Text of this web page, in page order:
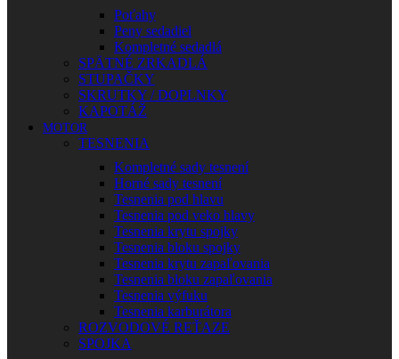
Poťahy
Peny sedadiel
Kompletné sedadlá
SPÄTNÉ ZRKADLÁ
STUPAČKY
SKRUTKY / DOPLNKY
KAPOTÁŽ
MOTOR
TESNENIA
Kompletné sady tesnení
Horné sady tesnení
Tesnenia pod hlavu
Tesnenia pod veko hlavy
Tesnenia krytu spojky
Tesnenia bloku spojky
Tesnenia krytu zapaľovania
Tesnenia bloku zapaľovania
Tesnenia výfuku
Tesnenia karburátora
ROZVODOVÉ REŤAZE
SPOJKA